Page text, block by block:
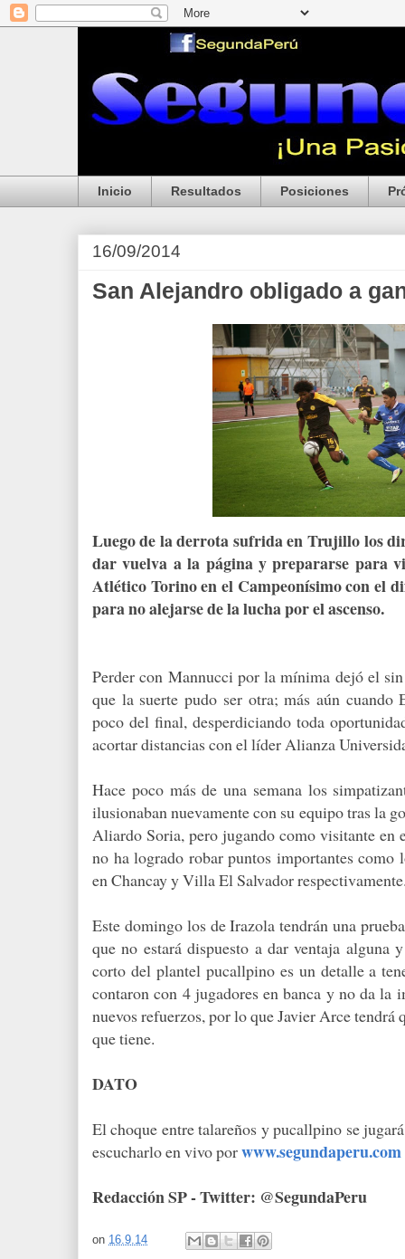
Inicio Resultados Posiciones
16/09/2014
San Alejandro obligado a
Luego de la derrota sufrida en Trujillo los
dar vuelva a la página y prepararse para
Atlético Torino en el Campeonísimo con el
para no alejarse de la lucha por el ascenso.
Perder con Mannucci por la mínima dejó el
que la suerte pudo ser otra; más aún
poco del final, desperdiciando toda
acortar distancias con el líder Alianza
Hace poco más de una semana los
ilusionaban nuevamente con su equipo tras la
Aliardo Soria, pero jugando como visitante en
no ha logrado robar puntos importantes
en Chancay y Villa El Salvador
Este domingo los de Irazola tendrán una
que no estará dispuesto a dar ventaja alguna
corto del plantel pucallpino es un detalle a
contaron con 4 jugadores en banca y no da la
nuevos refuerzos, por lo que Javier Arce
que tiene.
DATO
El choque entre talareños y pucallpino se
escucharlo en vivo porwww.segundaperu.com
Redacción SP - Twitter: @SegundaPeru
on 16.9.14